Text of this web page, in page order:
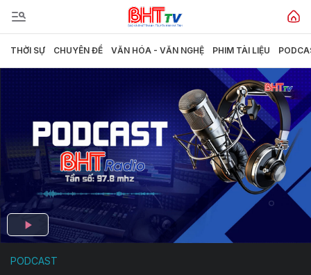
THỜI SỰ CHUYÊN ĐỀ VĂN HÓA - VĂN NGHỆ PHIM TÀI LIỆU
PODCAST